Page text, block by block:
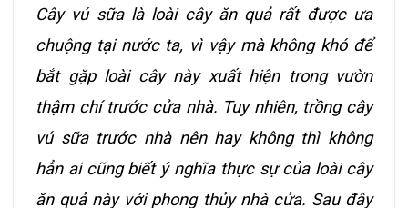
Cây vú sữa là loài cây ăn quả rất được ưa
chuộng tại nước ta, vì vậy mà không khó để
bắt gặp loài cây này xuất hiện trong vườn
thậm chí trước cửa nhà. Tuy nhiên, trồng cây
vú sữa trước nhà nên hay không thì không
hẳn ai cũng biết ý nghĩa thực sự của loài cây
ăn quả này với phong thủy nhà cửa. Sau đây